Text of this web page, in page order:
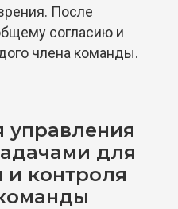
После
согласию и
члена команды.
управления
для
контроля